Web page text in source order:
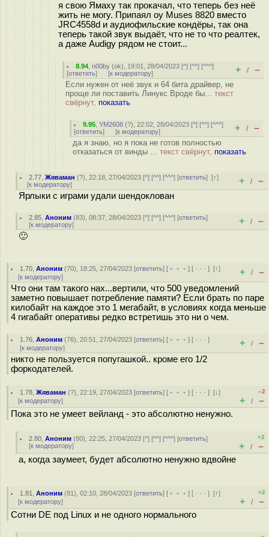
я свою Ямаху так прокачал, что теперь без неё
жить не могу. Припаял оу Muses 8820 вместо
JRC4558d и аудиофильские кондёры, так она
теперь такой звук выдаёт, что не то что реалтек,
а даже Audigy рядом не стоит...
8.94 ,n00by (ok), 19:01, 28/04/2023 [^] [^^] [^^^]
[ответить] [к модератору] + / –
Если нужен от неё звук и 64 бита драйвер, не
проще ли поставить Линукс Вроде бы... текст
свёрнут, показать
9.95 ,YM2608 (?), 22:02, 28/04/2023 [^] [^^] [^^^]
[ответить] [к модератору] + / –
да я знаю, но я пока не готов полностью
отказаться от винды ... текст свёрнут, показать
2.77 ,Жяваман (?), 22:18, 27/04/2023 [^] [^^] [^^^] [ответить][↑]
[к модератору] + / –
Ярлыки с играми удали шендоклован
2.85 ,Аноним (83), 08:37, 28/04/2023 [^] [^^] [^^^] [ответить]
[к модератору] + / –
🙂
1.70 ,Аноним (70), 18:25, 27/04/2023 [ответить] [ ﹢﹢﹢] [ · · ·][↑]
[к модератору] + / –
Что они там такого нах...вертили, что 500 уведомлений
заметно повышает потребление памяти? Если брать по паре
килобайт на каждое это 1 мегабайт, в условиях когда меньше
4 гигабайт оперативы редко встретишь это ни о чем.
1.76 ,Аноним (76), 20:51, 27/04/2023 [ответить] [ ﹢﹢﹢] [ · · ·]
[к модератору] + / –
никто не пользуется попугашкой.. кроме его 1/2
форкодателей.
1.78 ,Жяваман (?), 22:19, 27/04/2023 [ответить] [ ﹢﹢﹢] [ · · ·][↓]
[к модератору]
–2
+ / –
Пока это не умеет вейланд - это абсолютно ненужно.
2.80 ,Аноним (80), 22:25, 27/04/2023 [^] [^^] [^^^] [ответить]
[к модератору]
+2
+ / –
а, когда заумеет, будет абсолютно ненужно вдвойне
1.81 ,Аноним (81), 02:10, 28/04/2023 [ответить] [ ﹢﹢﹢] [ · · ·][↑]
[к модератору]
+2
+ / –
Сотни DE под Linux и не одного нормального